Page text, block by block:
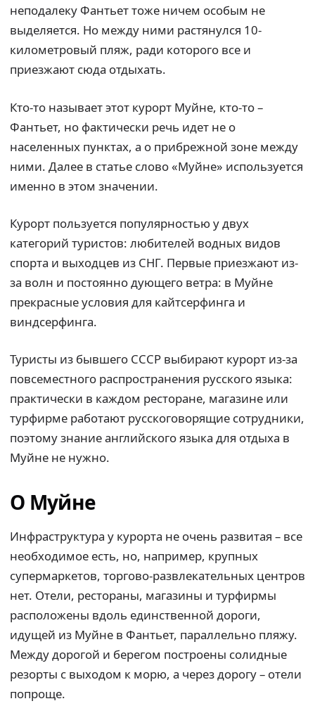
неподалеку Фантьет тоже ничем особым не
выделяется. Но между ними растянулся 10-
километровый пляж, ради которого все и
приезжают сюда отдыхать.
Кто-то называет этот курорт Муйне, кто-то –
Фантьет, но фактически речь идет не о
населенных пунктах, а о прибрежной зоне между
ними. Далее в статье слово «Муйне» используется
именно в этом значении.
Курорт пользуется популярностью у двух
категорий туристов: любителей водных видов
спорта и выходцев из СНГ. Первые приезжают из-
за волн и постоянно дующего ветра: в Муйне
прекрасные условия для кайтсерфинга и
виндсерфинга.
Туристы из бывшего СССР выбирают курорт из-за
повсеместного распространения русского языка:
практически в каждом ресторане, магазине или
турфирме работают русскоговорящие сотрудники,
поэтому знание английского языка для отдыха в
Муйне не нужно.
О Муйне
Инфраструктура у курорта не очень развитая – все
необходимое есть, но, например, крупных
супермаркетов, торгово-развлекательных центров
нет. Отели, рестораны, магазины и турфирмы
расположены вдоль единственной дороги,
идущей из Муйне в Фантьет, параллельно пляжу.
Между дорогой и берегом построены солидные
резорты с выходом к морю, а через дорогу – отели
попроще.